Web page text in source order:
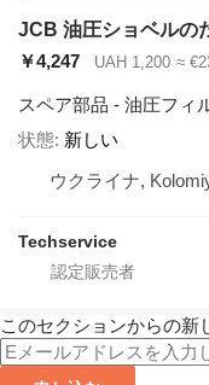
JCB 油圧ショベルの
￥4,247
UAH 1,200 ≈
スペア部品 - 油圧フィ
状態 新しい
ウクライナ,
Techservice
このセクションからの新